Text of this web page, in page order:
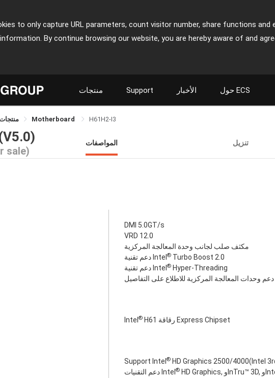
to only capture URL parameters, count visitor number, share functions and
By continue browsing our website, you are hereby aware of and
منتجات Support الأخبار حول ECS
Motherboard H61H2-I3
sale)
المواصفات تنزيل
DMI 5.0GT/s
VRD 12.0
مكثف صلب لجانب وحدة المعالجة المركزية
دعم تقنية Intel ® Turbo Boost 2.0
دعم تقنية Intel ® Hyper-Threading
وحدات المعالجة المركزية للاطلاع على التفاصيل
Intel ® H61 رقاقة Express Chipset
Support Intel ® HD Graphics 2500/4000(Intel
دعم التقنيات Intel ®